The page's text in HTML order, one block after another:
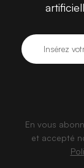
En vous
et accepté